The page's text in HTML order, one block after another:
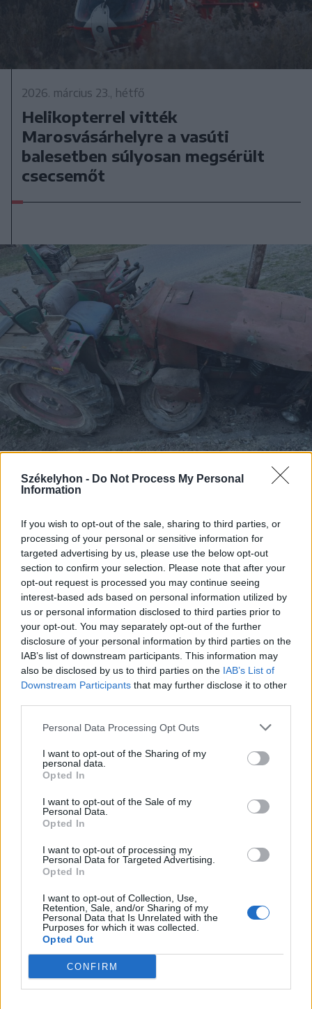
Székelyhon - Do Not Process My Personal
Information
If you wish to opt-out of the sale, sharing to third parties, or
processing of your personal or sensitive information for
targeted advertising by us, please use the below opt-out
section to confirm your selection. Please note that after your
opt-out request is processed you may continue seeing
interest-based ads based on personal information utilized by
us or personal information disclosed to third parties prior to
your opt-out. You may separately opt-out of the further
disclosure of your personal information by third parties on the
IAB’s list of downstream participants. This information may
also be disclosed by us to third parties on the IAB’s List of
Downstream Participants that may further disclose it to other
Personal Data Processing Opt Outs
I want to opt-out of the Sharing of my
personal data.
Opted In
I want to opt-out of the Sale of my
Personal Data.
Opted In
I want to opt-out of processing my
Personal Data for Targeted Advertising.
Opted In
I want to opt-out of Collection, Use,
Retention, Sale, and/or Sharing of my
Personal Data that Is Unrelated with the
Purposes for which it was collected.
Opted Out
CONFIRM
2026. március 23., hétfő
Helikopterrel vitték
Marosvásárhelyre a vasúti
balesetben súlyosan megsérült
csecsemőt
Traktor alá szorult egy személy
Mezőörményesen
2026. március 22., vasárnap
Halálos vonatbaleset
Csíkszeredában: hat személyt
szállító szekeret ütött el a vonat –
frissítve